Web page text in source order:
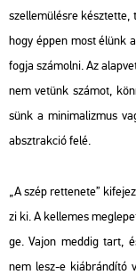
szel­le­mü­lés­re kész­tet­te,
hogy éppen most élünk
fogja szá­mol­ni. Az
nem ve­tünk szá­mot,
sünk a mi­ni­ma­liz­mus
abszt­rak­ció felé.
„A szép ret­te­ne­te”
zi ki. A kel­le­mes
ge. Vajon med­dig tart,
nem lesz-e ki­áb­rán­dí­tó